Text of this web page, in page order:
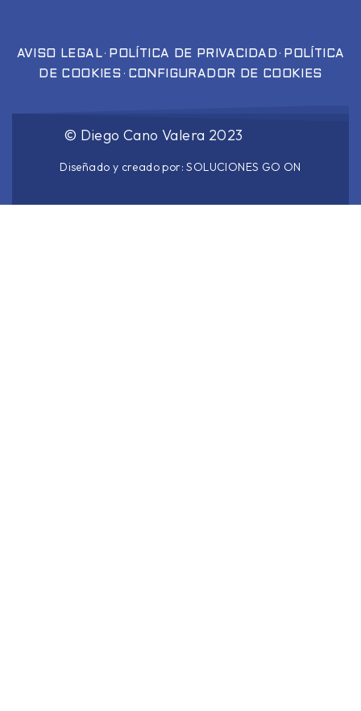
AVISO LEGAL· POLÍTICA DE PRIVACIDAD · POLÍTICA
DE COOKIES · CONFIGURADOR DE COOKIES
© Diego Cano Valera 2023
Diseñado y creado por:SOLUCIONES GO ON